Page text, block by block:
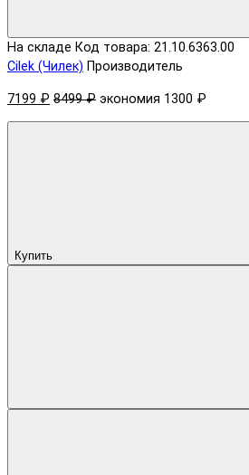
На складе Код товара: 21.10.6363.00
Cilek (Чилек) Производитель
7199 ₽ 8499 ₽ экономия 1300 ₽
Купить